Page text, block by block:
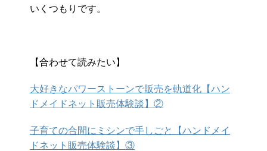
いくつもりです。
【合わせて読みたい】
大好きなパワーストーンで販売を軌道化【ハン
ドメイドネット販売体験談】②
子育ての合間にミシンで手しごと【ハンドメイ
ドネット販売体験談】③